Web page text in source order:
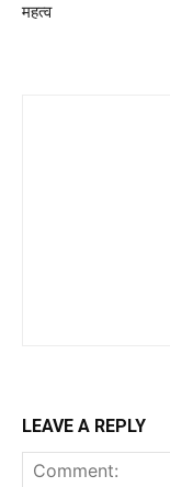
महत्व
LEAVE A REPLY